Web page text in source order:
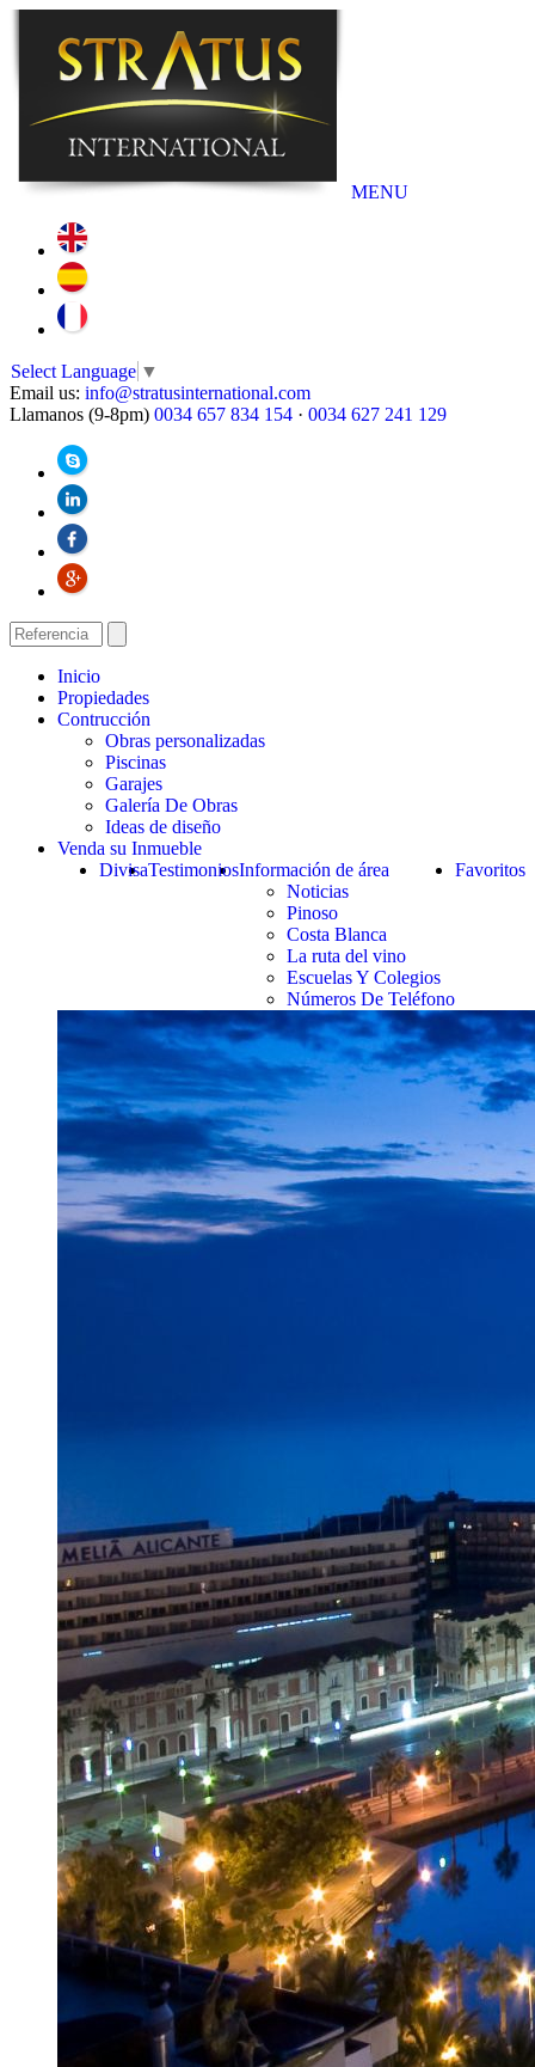
MENU
Select Language ▼
Email us: info@stratusinternational.com
Llamanos (9-8pm) 0034 657 834 154 · 0034 627 241 129
Inicio
Propiedades
Contrucción
Obras personalizadas
Piscinas
Garajes
Galería De Obras
Ideas de diseño
Venda su Inmueble
Favoritos
Información de área
Noticias
Pinoso
Costa Blanca
La ruta del vino
Escuelas Y Colegios
Números De Teléfono
Testimonios
Divisa